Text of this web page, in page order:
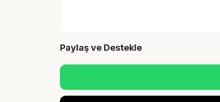
Paylaş ve Destekle